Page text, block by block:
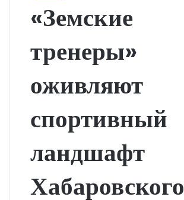
«Земские
тренеры»
оживляют
спортивный
ландшафт
Хабаровского